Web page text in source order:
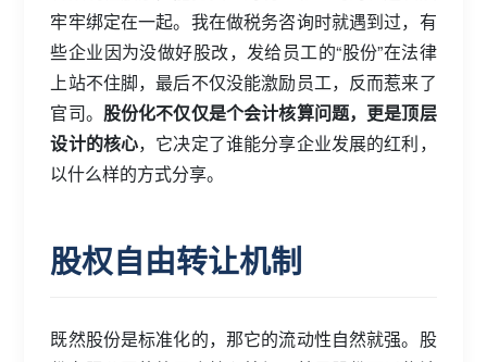
牢牢绑定在一起。我在做税务咨询时就遇到过，有
些企业因为没做好股改，发给员工的“股份”在法律
上站不住脚，最后不仅没能激励员工，反而惹来了
官司。 股份化不仅仅是个会计核算问题，更是顶层
设计的核心，它决定了谁能分享企业发展的红利，
以什么样的方式分享。
股权自由转让机制
既然股份是标准化的，那它的流动性自然就强。股